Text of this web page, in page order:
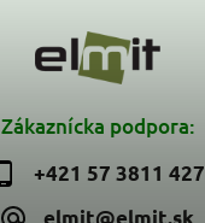
Zákaznícka podpora:
+421 57 3811 427
elmit@elmit.sk